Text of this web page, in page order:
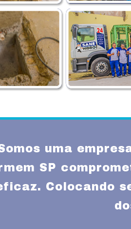
uma
SP
Colocando